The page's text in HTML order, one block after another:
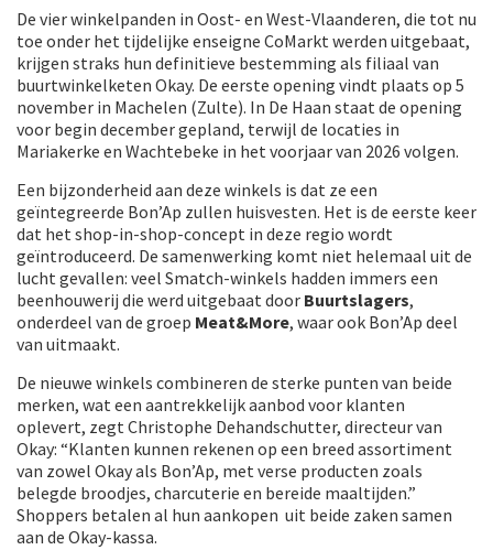
De vier winkelpanden in Oost- en West-Vlaanderen, die tot nu
toe onder het tijdelijke enseigne CoMarkt werden uitgebaat,
krijgen straks hun definitieve bestemming als filiaal van
buurtwinkelketen Okay. De eerste opening vindt plaats op 5
november in Machelen (Zulte). In De Haan staat de opening
voor begin december gepland, terwijl de locaties in
Mariakerke en Wachtebeke in het voorjaar van 2026 volgen.
Een bijzonderheid aan deze winkels is dat ze een
geïntegreerde Bon’Ap zullen huisvesten. Het is de eerste keer
dat het shop-in-shop-concept in deze regio wordt
geïntroduceerd. De samenwerking komt niet helemaal uit de
lucht gevallen: veel Smatch-winkels hadden immers een
beenhouwerij die werd uitgebaat door Buurtslagers,
onderdeel van de groep Meat&More, waar ook Bon’Ap deel
van uitmaakt.
De nieuwe winkels combineren de sterke punten van beide
merken, wat een aantrekkelijk aanbod voor klanten
oplevert, zegt Christophe Dehandschutter, directeur van
Okay: “Klanten kunnen rekenen op een breed assortiment
van zowel Okay als Bon’Ap, met verse producten zoals
belegde broodjes, charcuterie en bereide maaltijden.”
Shoppers betalen al hun aankopen uit beide zaken samen
aan de Okay-kassa.